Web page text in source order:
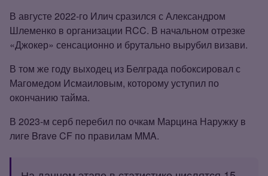
В августе 2022‑го Илич сразился с Александром
Шлеменко в организации RCC. В начальном отрезке
«Джокер» сенсационно и брутально вырубил визави.
В том же году выходец из Белграда побоксировал с
Магомедом Исмаиловым, которому уступил по
окончанию тайма.
В 2023‑м серб перебил по очкам Марцина Наружку в
лиге Brave CF по правилам MMA.